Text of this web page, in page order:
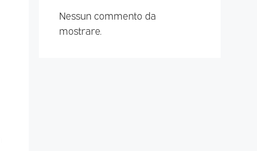
Nessun commento da
mostrare.